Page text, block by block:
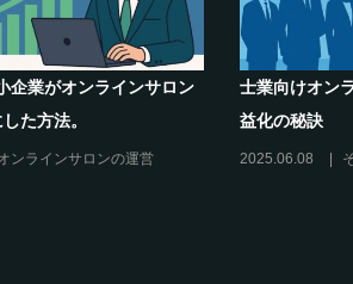
オンラインサロンでの”学び”がこれから
のリスキリングを先導すると言えるこれ
だけの”理由”